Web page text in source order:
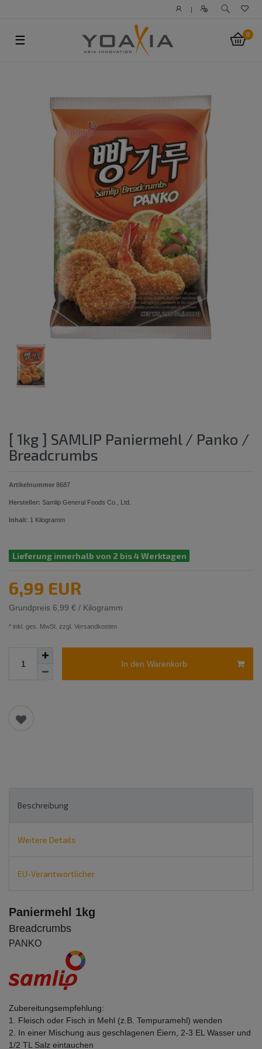
|
0
☰
[ 1kg ] SAMLIP Paniermehl / Panko /
Breadcrumbs
Artikelnummer 8687
Hersteller: Samlip General Foods Co., Ltd.
Inhalt: 1 Kilogramm
Lieferung innerhalb von 2 bis 4 Werktagen
6,99 EUR
Grundpreis 6,99 € / Kilogramm
* inkl. ges. MwSt. zzgl. Versandkosten
In den Warenkorb
Beschreibung
Weitere Details
EU-Verantwortlicher
Paniermehl 1kg
Breadcrumbs
PANKO
Zubereitungsempfehlung:
1. Fleisch oder Fisch in Mehl (z.B. Tempuramehl) wenden
2. In einer Mischung aus geschlagenen Eiern, 2-3 EL Wasser und
1/2 TL Salz eintauchen